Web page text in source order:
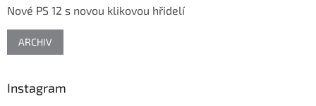
Nové PS 12 s novou klikovou hřidelí
ARCHIV
Instagram